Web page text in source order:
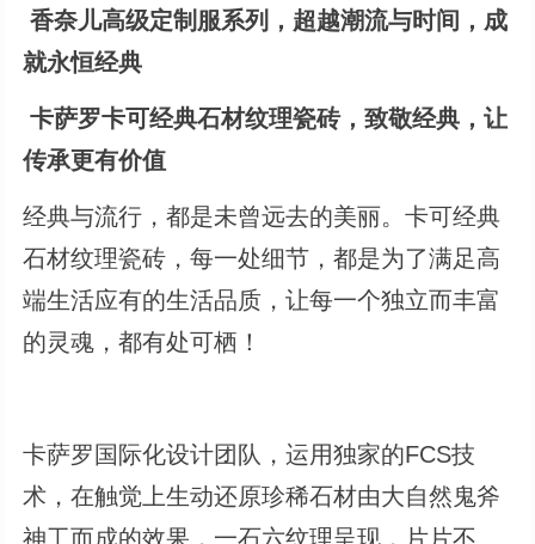
香奈儿高级定制服系列，超越潮流与时间，成
就永恒经典
卡萨罗卡可经典石材纹理瓷砖，致敬经典，让
传承更有价值
经典与流行，都是未曾远去的美丽。卡可经典
石材纹理瓷砖，每一处细节，都是为了满足高
端生活应有的生活品质，让每一个独立而丰富
的灵魂，都有处可栖！
卡萨罗国际化设计团队，运用独家的FCS技
术，在触觉上生动还原珍稀石材由大自然鬼斧
神工而成的效果，一石六纹理呈现，片片不